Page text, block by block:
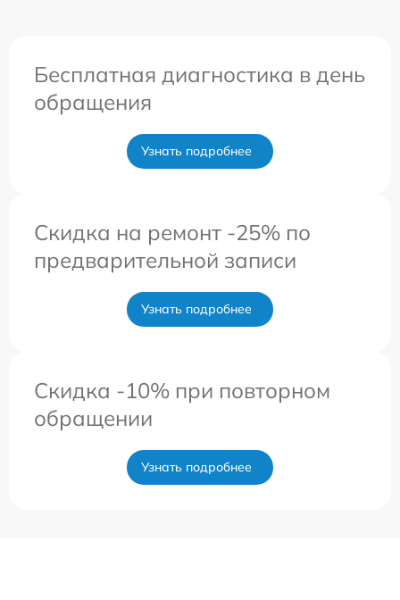
Бесплатная диагностика в день
обращения
Узнать подробнее
Скидка на ремонт -25% по
предварительной записи
Узнать подробнее
Скидка -10% при повторном
обращении
Узнать подробнее